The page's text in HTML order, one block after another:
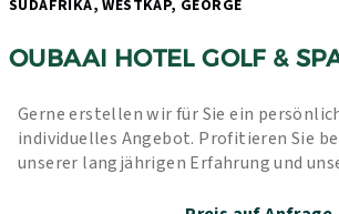
OUBAAI HOTEL GOLF &
Gerne erstellen wir für Sie ein
individuelles Angebot. Profitieren Sie
unserer langjährigen Erfahrung und